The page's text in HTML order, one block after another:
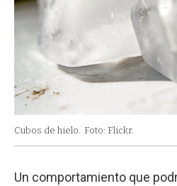
Cubos de hielo. Foto: Flickr.
Un comportamiento que